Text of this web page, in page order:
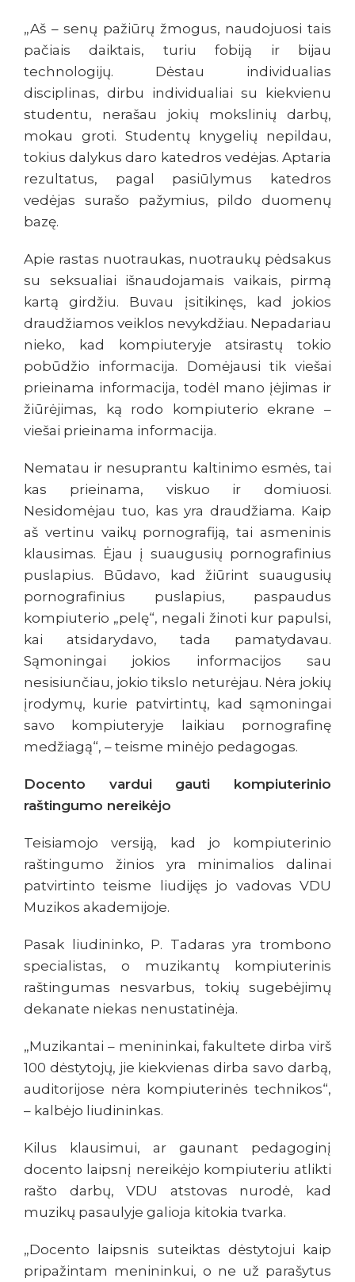
„Aš – senų pažiūrų žmogus, naudojuosi tais
pačiais daiktais, turiu fobiją ir bijau
technologijų. Dėstau individualias
disciplinas, dirbu individualiai su kiekvienu
studentu, nerašau jokių mokslinių darbų,
mokau groti. Studentų knygelių nepildau,
tokius dalykus daro katedros vedėjas. Aptaria
rezultatus, pagal pasiūlymus katedros
vedėjas surašo pažymius, pildo duomenų
bazę.
Apie rastas nuotraukas, nuotraukų pėdsakus
su seksualiai išnaudojamais vaikais, pirmą
kartą girdžiu. Buvau įsitikinęs, kad jokios
draudžiamos veiklos nevykdžiau. Nepadariau
nieko, kad kompiuteryje atsirastų tokio
pobūdžio informacija. Domėjausi tik viešai
prieinama informacija, todėl mano įėjimas ir
žiūrėjimas, ką rodo kompiuterio ekrane –
viešai prieinama informacija.
Nematau ir nesuprantu kaltinimo esmės, tai
kas prieinama, viskuo ir domiuosi.
Nesidomėjau tuo, kas yra draudžiama. Kaip
aš vertinu vaikų pornografiją, tai asmeninis
klausimas. Ėjau į suaugusių pornografinius
puslapius. Būdavo, kad žiūrint suaugusių
pornografinius puslapius, paspaudus
kompiuterio „pelę“, negali žinoti kur papulsi,
kai atsidarydavo, tada pamatydavau.
Sąmoningai jokios informacijos sau
nesisiunčiau, jokio tikslo neturėjau. Nėra jokių
įrodymų, kurie patvirtintų, kad sąmoningai
savo kompiuteryje laikiau pornografinę
medžiagą“, – teisme minėjo pedagogas.
Docento vardui gauti kompiuterinio
raštingumo nereikėjo
Teisiamojo versiją, kad jo kompiuterinio
raštingumo žinios yra minimalios dalinai
patvirtinto teisme liudijęs jo vadovas VDU
Muzikos akademijoje.
Pasak liudininko, P. Tadaras yra trombono
specialistas, o muzikantų kompiuterinis
raštingumas nesvarbus, tokių sugebėjimų
dekanate niekas nenustatinėja.
„Muzikantai – menininkai, fakultete dirba virš
100 dėstytojų, jie kiekvienas dirba savo darbą,
auditorijose nėra kompiuterinės technikos“,
– kalbėjo liudininkas.
Kilus klausimui, ar gaunant pedagoginį
docento laipsnį nereikėjo kompiuteriu atlikti
rašto darbų, VDU atstovas nurodė, kad
muzikų pasaulyje galioja kitokia tvarka.
„Docento laipsnis suteiktas dėstytojui kaip
pripažintam menininkui, o ne už parašytus